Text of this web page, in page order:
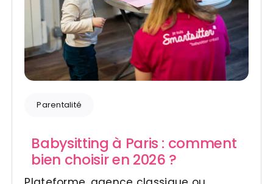
Parentalité
Babysitting à Paris : comment
bien choisir en 2026 ?